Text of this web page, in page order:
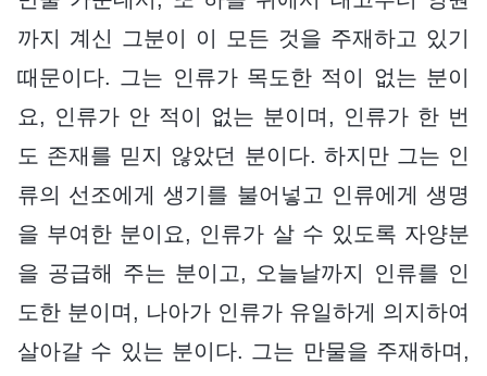
까지 계신 그분이 이 모든 것을 주재하고 있기
때문이다. 그는 인류가 목도한 적이 없는 분이
요, 인류가 안 적이 없는 분이며, 인류가 한 번
도 존재를 믿지 않았던 분이다. 하지만 그는 인
류의 선조에게 생기를 불어넣고 인류에게 생명
을 부여한 분이요, 인류가 살 수 있도록 자양분
을 공급해 주는 분이고, 오늘날까지 인류를 인
도한 분이며, 나아가 인류가 유일하게 의지하여
살아갈 수 있는 분이다. 그는 만물을 주재하며,